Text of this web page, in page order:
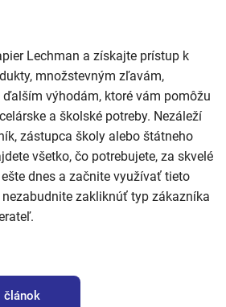
Lechman a získajte prístup k
množstevným zľavám,
výhodám, ktoré vám pomôžu
a školské potreby. Nezáleží
zástupca školy alebo štátneho
všetko, čo potrebujete, za skvelé
dnes a začnite využívať tieto
zakliknúť typ zákazníka
článok